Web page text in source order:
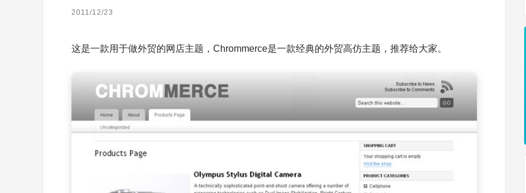
2011/12/23
这是一款用于做外贸的网店主题，Chrommerce是一款经典的外贸高仿主题，推荐给大家。